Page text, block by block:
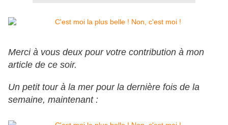
Merci à vous deux pour votre contribution à mon
article de ce soir.
Un petit tour à la mer pour la dernière fois de la
semaine, maintenant :